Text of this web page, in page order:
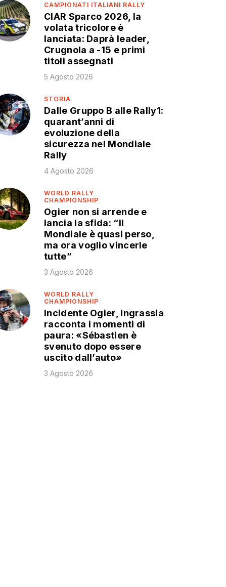
CAMPIONATI ITALIANI RALLY
CIAR Sparco 2026, la
volata tricolore è
lanciata: Daprà leader,
Crugnola a -15 e primi
titoli assegnati
5 Agosto 2026
STORIA
Dalle Gruppo B alle Rally1:
quarant’anni di
evoluzione della
sicurezza nel Mondiale
Rally
4 Agosto 2026
WORLD RALLY
CHAMPIONSHIP
Ogier non si arrende e
lancia la sfida: “Il
Mondiale è quasi perso,
ma ora voglio vincerle
tutte”
3 Agosto 2026
WORLD RALLY
CHAMPIONSHIP
Incidente Ogier, Ingrassia
racconta i momenti di
paura: «Sébastien è
svenuto dopo essere
uscito dall’auto»
3 Agosto 2026